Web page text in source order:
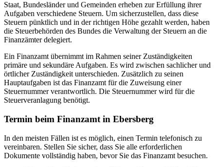
Staat, Bundesländer und Gemeinden erheben zur Erfüllung ihrer
Aufgaben verschiedene Steuern. Um sicherzustellen, dass diese
Steuern pünktlich und in der richtigen Höhe gezahlt werden, haben
die Steuerbehörden des Bundes die Verwaltung der Steuern an die
Finanzämter delegiert.
Ein Finanzamt übernimmt im Rahmen seiner Zuständigkeiten
primäre und sekundäre Aufgaben. Es wird zwischen sachlicher und
örtlicher Zuständigkeit unterschieden. Zusätzlich zu seinen
Hauptaufgaben ist das Finanzamt für die Zuweisung einer
Steuernummer verantwortlich. Die Steuernummer wird für die
Steuerveranlagung benötigt.
Termin beim Finanzamt in Ebersberg
In den meisten Fällen ist es möglich, einen Termin telefonisch zu
vereinbaren. Stellen Sie sicher, dass Sie alle erforderlichen
Dokumente vollständig haben, bevor Sie das Finanzamt besuchen.